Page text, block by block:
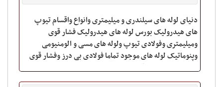
دنیای لوله های سیلندری و میلیمتری وانواع واقسام تیوپ
های هیدرولیک بورس لوله های هیدرولیک فشار قوی
ومیلیمتری وفولادی تیوپ ولوله های مسی و الومنیومی
وپنوماتیک لوله های موجود تماما فولادی بی درز وفشار قوی
وهیدرولیک بوده وقابل خم وانعطاف پذیر میبا